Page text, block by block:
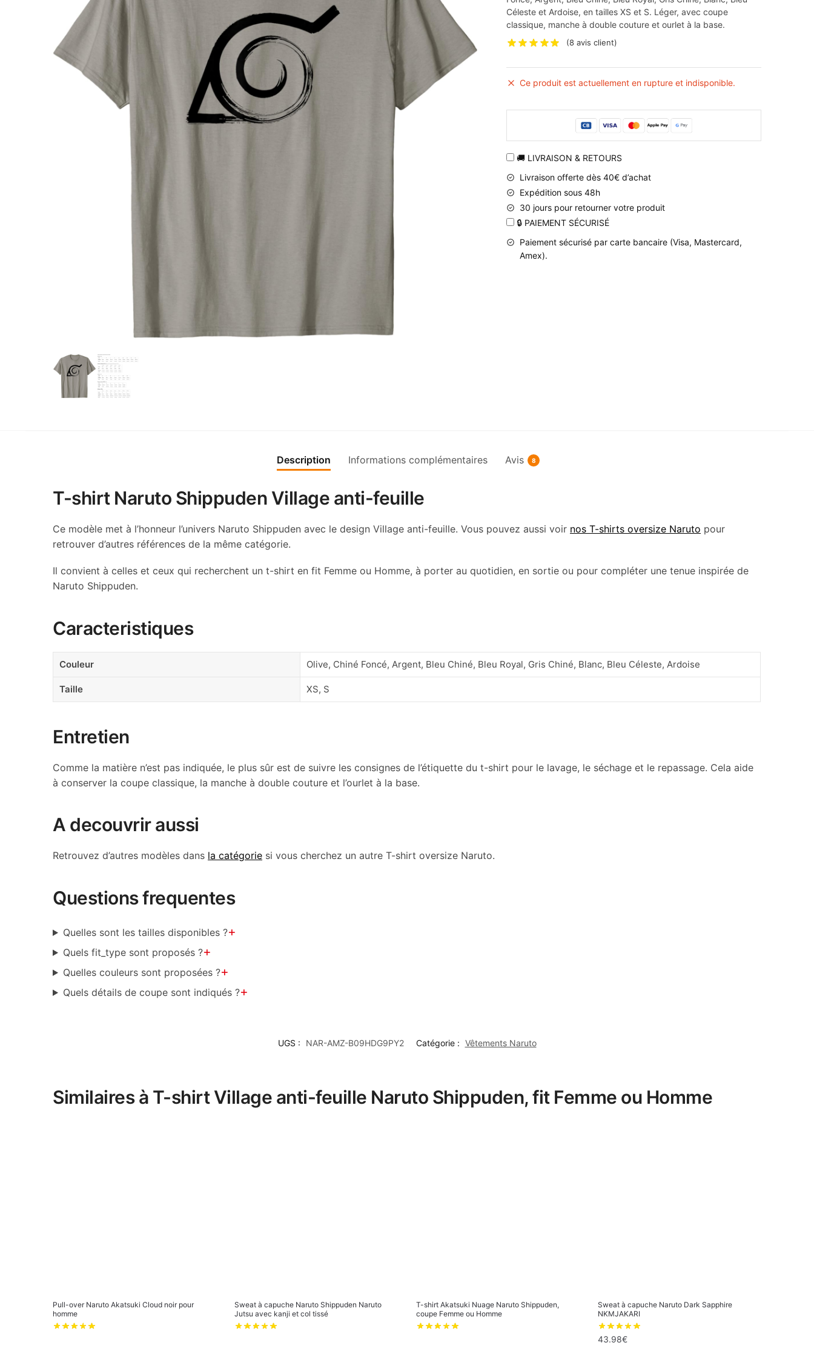
Céleste et Ardoise, en tailles XS et S. Léger, avec coupe
classique, manche à double couture et ourlet à la base.
(8 avis client)
Ce produit est actuellement en rupture et indisponible.
🚚 LIVRAISON & RETOURS
Livraison offerte dès 40€ d’achat
Expédition sous 48h
30 jours pour retourner votre produit
🔒 PAIEMENT SÉCURISÉ
Paiement sécurisé par carte bancaire (Visa, Mastercard,
Amex).
Description Informations complémentaires Avis 8
T-shirt Naruto Shippuden Village anti-feuille
Ce modèle met à l’honneur l’univers Naruto Shippuden avec le design Village anti-feuille. Vous pouvez aussi voir nos T-shirts oversize Naruto pour
retrouver d’autres références de la même catégorie.
Il convient à celles et ceux qui recherchent un t-shirt en fit Femme ou Homme, à porter au quotidien, en sortie ou pour compléter une tenue inspirée de
Naruto Shippuden.
Caracteristiques
Couleur Olive, Chiné Foncé, Argent, Bleu Chiné, Bleu Royal, Gris Chiné, Blanc, Bleu Céleste, Ardoise
Taille XS, S
Entretien
Comme la matière n’est pas indiquée, le plus sûr est de suivre les consignes de l’étiquette du t-shirt pour le lavage, le séchage et le repassage. Cela aide
à conserver la coupe classique, la manche à double couture et l’ourlet à la base.
A decouvrir aussi
Retrouvez d’autres modèles dans la catégorie si vous cherchez un autre T-shirt oversize Naruto.
Questions frequentes
Quelles sont les tailles disponibles ?+
Quels fit_type sont proposés ?+
Quelles couleurs sont proposées ?+
Quels détails de coupe sont indiqués ?+
UGS : NAR-AMZ-B09HDG9PY2 Catégorie : Vêtements Naruto
Similaires à T-shirt Village anti-feuille Naruto Shippuden, fit Femme ou Homme
Pull-over Naruto Akatsuki Cloud noir pour
homme
Sweat à capuche Naruto Shippuden Naruto
Jutsu avec kanji et col tissé
T-shirt Akatsuki Nuage Naruto Shippuden,
coupe Femme ou Homme
Sweat à capuche Naruto Dark Sapphire
NKMJAKARI
43.98€